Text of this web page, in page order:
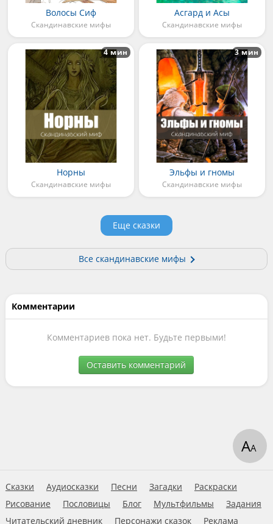
Волосы Сиф
Скандинавские мифы
Асгард и Асы
Скандинавские мифы
Норны
Скандинавские мифы
4 мин
Эльфы и гномы
Скандинавские мифы
3 мин
Еще сказки
Все скандинавские мифы
Комментарии
Комментариев пока нет. Будьте первыми!
Оставить комментарий
Сказки Аудиосказки Песни Загадки
Раскраски
Рисование
Пословицы Блог Мультфильмы
Задания
Читательский дневник
Персонажи сказок Реклама
АА